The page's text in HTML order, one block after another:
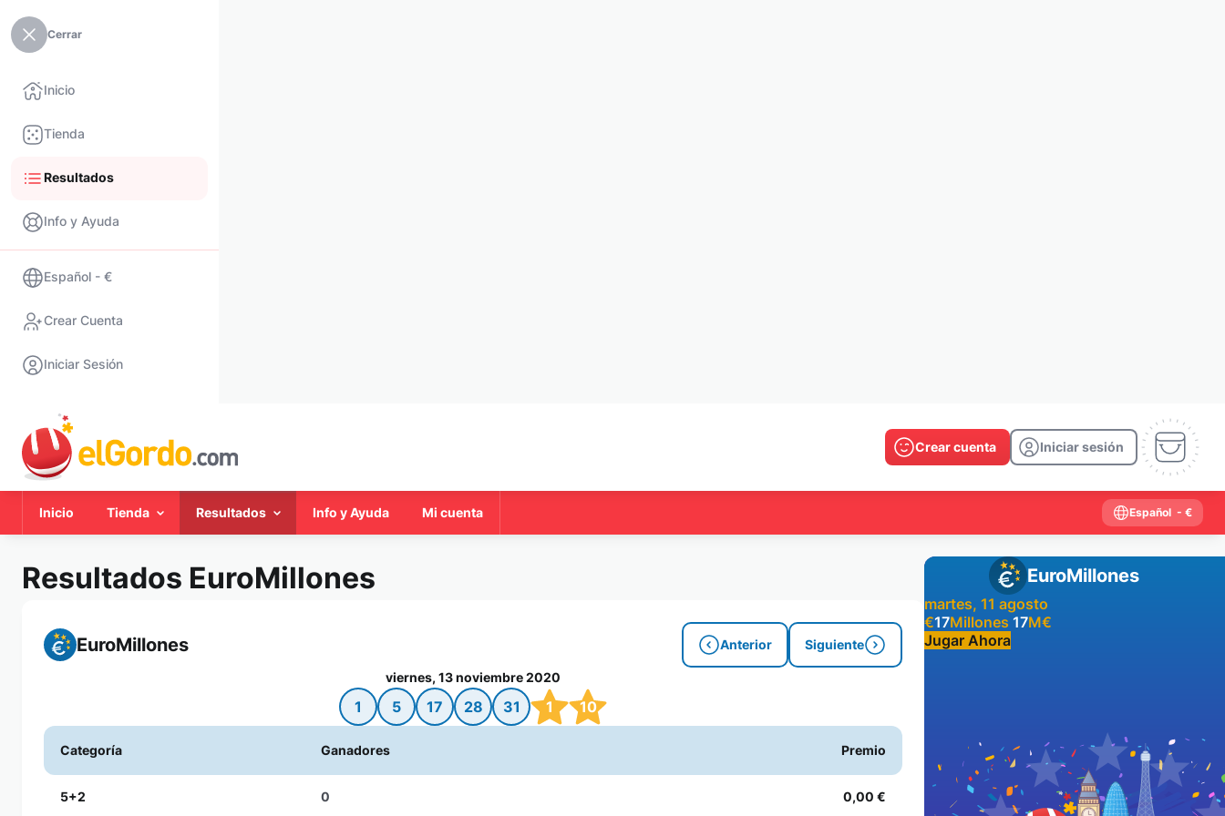
Cerrar
Inicio
Tienda
Resultados
Info y Ayuda
Español - €
Crear Cuenta
Iniciar Sesión
Crear cuenta Iniciar sesión
Inicio Tienda Resultados Info y Ayuda Mi cuenta Español - €
Resultados EuroMillones
EuroMillones Anterior Siguiente
viernes, 13 noviembre 2020
1 5 17 28 31 1 10
Categoría Ganadores Premio
5+2 0 0,00 €
EuroMillones
martes, 11 agosto
€17Millones 17M€
Jugar Ahora
2026 2024 2023 2022
2021
2020
2019 2018 2017 2016 2015
2014
2013 2012 2011 2010
2009
2008
2007 2006 2005 2004